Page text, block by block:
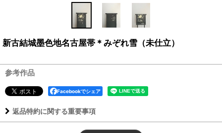
新古結城墨色地名古屋帯＊みぞれ雪（未仕立）
参考作品
Facebookでシェア
返品特約に関する重要事項